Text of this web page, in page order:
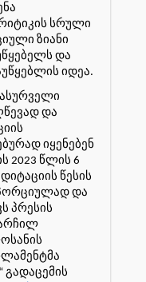
სრული
ზიანი
და
იდეა.
და
იყენებენ
2023 წლის 6
წესის
და
პრესის